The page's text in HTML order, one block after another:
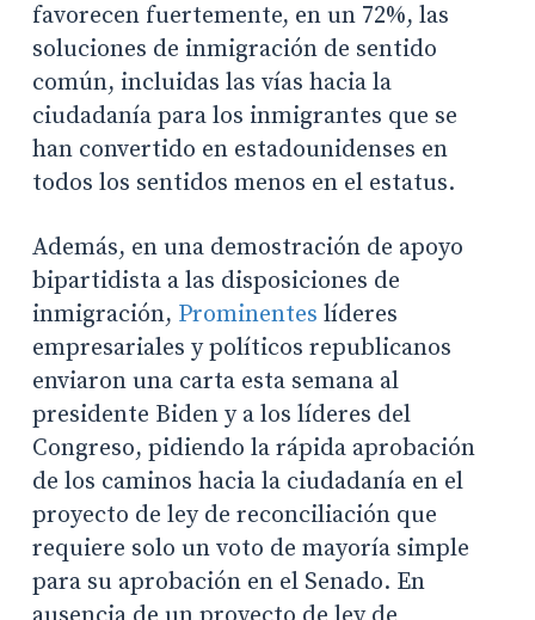
favorecen fuertemente, en un 72%, las
soluciones de inmigración de sentido
común, incluidas las vías hacia la
ciudadanía para los inmigrantes que se
han convertido en estadounidenses en
todos los sentidos menos en el estatus.
Además, en una demostración de apoyo
bipartidista a las disposiciones de
inmigración, Prominentes líderes
empresariales y políticos republicanos
enviaron una carta esta semana al
presidente Biden y a los líderes del
Congreso, pidiendo la rápida aprobación
de los caminos hacia la ciudadanía en el
proyecto de ley de reconciliación que
requiere solo un voto de mayoría simple
para su aprobación en el Senado. En